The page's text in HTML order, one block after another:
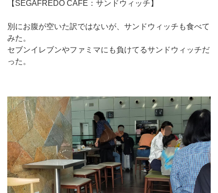
【SEGAFREDO CAFE：サンドウィッチ】
別にお腹が空いた訳ではないが、サンドウィッチも食べて
みた。
セブンイレブンやファミマにも負けてるサンドウィッチだ
った。